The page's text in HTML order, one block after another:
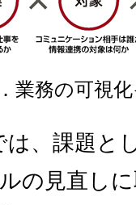
業務の可視
、課題と
の見直し